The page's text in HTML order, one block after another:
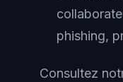
phishing,
Consultez